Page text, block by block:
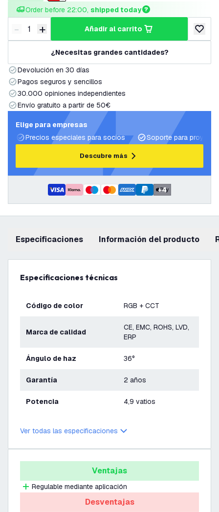
Order before 22:00, shipped today
Disminuir cantidad
- Aumentar cantidad
+ añadir al carrito
añadir
¿Necesitas grandes cantidades?
Devolución en 30 días
Pagos seguros y sencillos
30.000 opiniones independientes
Envío gratuito a partir de 50€
Elige para empresas
Precios especiales para socios
Soporte para
Descubre más
+4
Especificaciones información del producto
Especificaciones técnicas
Código de color RGB + CCT
Marca de calidad
CE, EMC, ROHS, LVD,
ERP
Ángulo de haz 36°
Garantía 2 años
Potencia 4,9 vatios
Ver todas las especificaciones
Ventajas
Regulable mediante aplicación
Desventajas